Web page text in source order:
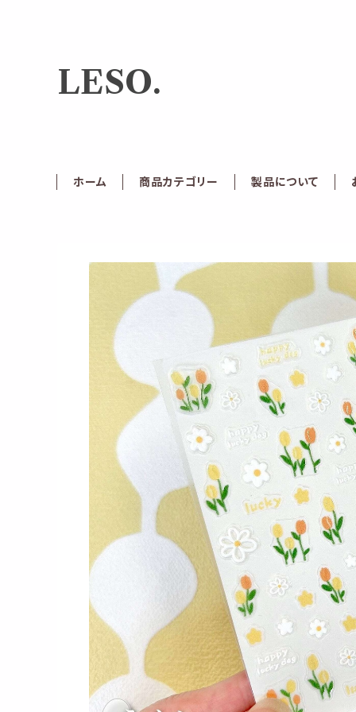
LESO.
ホーム 商品カテゴリー 製品について